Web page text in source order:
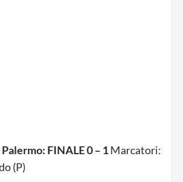
Palermo: FINALE 0 – 1Marcatori:
(P)